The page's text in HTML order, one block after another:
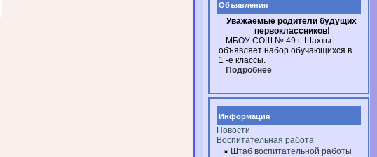
Объявления
Уважаемые родители будущих
первоклассников!
МБОУ СОШ № 49 г. Шахты
объявляет набор обучающихся в
1 -е классы.
Подробнее
Информация
Новости
Воспитательная работа
Штаб воспитательной работы